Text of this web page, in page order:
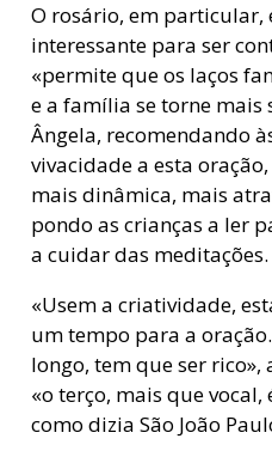
O rosário, em particular,
interessante para ser
«permite que os laços
e a família se torne mais
Ângela, recomendando
vivacidade a esta
mais dinâmica, mais
pondo as crianças a ler
a cuidar das meditações.
«Usem a criatividade,
um tempo para a
longo, tem que ser
«o terço, mais que
como dizia São João